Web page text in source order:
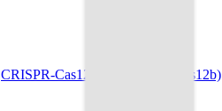
CRISPR-Cas12b Kit (LAMP+Cas12b)